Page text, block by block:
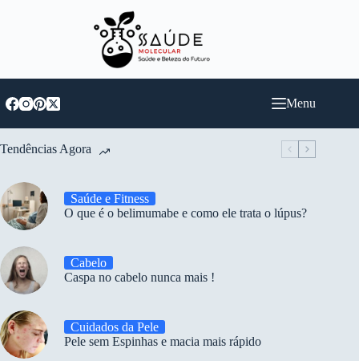
Menu
Tendências Agora
Saúde e Fitness
O que é o belimumabe e como ele trata o lúpus?
Cabelo
Caspa no cabelo nunca mais !
Cuidados da Pele
Pele sem Espinhas e macia mais rápido